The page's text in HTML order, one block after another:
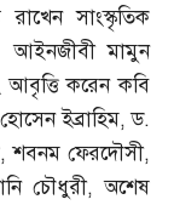
রাখেন সাংস্কৃতিক
আইনজীবী মামুন
আবৃত্তি করেন কবি
ইব্রাহিম,ড.
,শবনম ফেরদৌসী,
চৌধুরী,অশেষ